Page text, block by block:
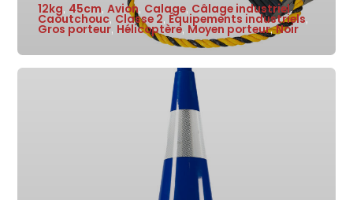
12kg, 45cm, Avion, Calage, Câlage industriel,
Caoutchouc, Classe 2, Équipements industriels,
Gros porteur, Hélicoptère, Moyen porteur,Noir